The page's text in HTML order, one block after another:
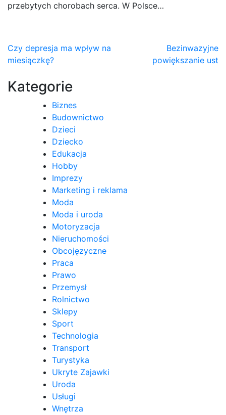
przebytych chorobach serca. W Polsce…
Nawigacja
wpisu
Czy depresja ma wpływ na
miesiączkę?
Bezinwazyjne
powiększanie ust
Kategorie
Biznes
Budownictwo
Dzieci
Dziecko
Edukacja
Hobby
Imprezy
Marketing i reklama
Moda
Moda i uroda
Motoryzacja
Nieruchomości
Obcojęzyczne
Praca
Prawo
Przemysł
Rolnictwo
Sklepy
Sport
Technologia
Transport
Turystyka
Ukryte Zajawki
Uroda
Usługi
Wnętrza